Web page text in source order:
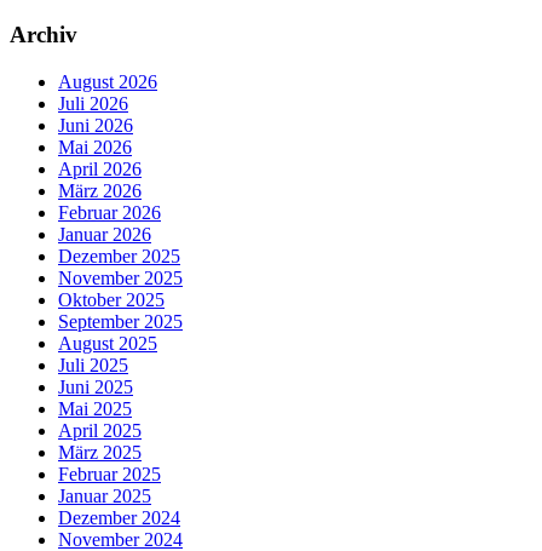
Archiv
August 2026
Juli 2026
Juni 2026
Mai 2026
April 2026
März 2026
Februar 2026
Januar 2026
Dezember 2025
November 2025
Oktober 2025
September 2025
August 2025
Juli 2025
Juni 2025
Mai 2025
April 2025
März 2025
Februar 2025
Januar 2025
Dezember 2024
November 2024